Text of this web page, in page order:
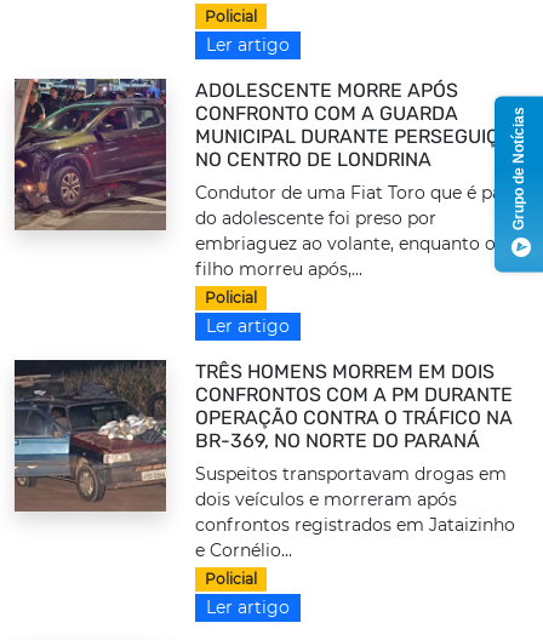
Policial
Ler artigo
ADOLESCENTE MORRE APÓS
CONFRONTO COM A GUARDA
MUNICIPAL DURANTE PERSEGUIÇÃO
NO CENTRO DE LONDRINA
Condutor de uma Fiat Toro que é pai
do adolescente foi preso por
embriaguez ao volante, enquanto o
filho morreu após,...
Policial
Ler artigo
TRÊS HOMENS MORREM EM DOIS
CONFRONTOS COM A PM DURANTE
OPERAÇÃO CONTRA O TRÁFICO NA
BR-369, NO NORTE DO PARANÁ
Suspeitos transportavam drogas em
dois veículos e morreram após
confrontos registrados em Jataizinho
e Cornélio...
Policial
Ler artigo
Grupo de Notícias